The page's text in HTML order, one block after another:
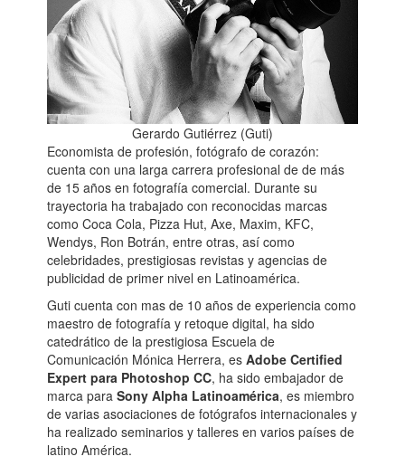
Gerardo Gutiérrez (Guti)
Economista de profesión, fotógrafo de corazón:
cuenta con una larga carrera profesional de de más
de 15 años en fotografía comercial. Durante su
trayectoria ha trabajado con reconocidas marcas
como Coca Cola, Pizza Hut, Axe, Maxim, KFC,
Wendys, Ron Botrán, entre otras, así como
celebridades, prestigiosas revistas y agencias de
publicidad de primer nivel en Latinoamérica.
Guti cuenta con mas de 10 años de experiencia como
maestro de fotografía y retoque digital, ha sido
catedrático de la prestigiosa Escuela de
Comunicación Mónica Herrera, esAdobe Certified
Expert para Photoshop CC, ha sido embajador de
marca paraSony Alpha Latinoamérica, es miembro
de varias asociaciones de fotógrafos internacionales y
ha realizado seminarios y talleres en varios países de
latino América.